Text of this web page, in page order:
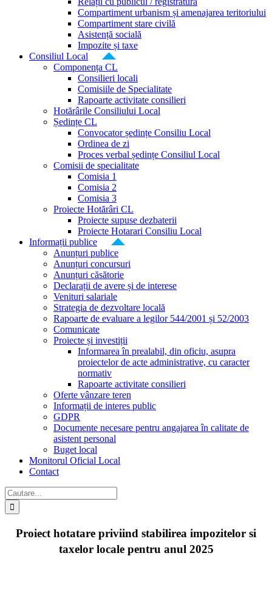
Compartiment urbanism și amenajarea teritoriului
Compartiment stare civilă
Asistență socială
Impozite și taxe
Consiliul Local
Componența CL
Consilieri locali
Comisiile de Specialitate
Rapoarte activitate consilieri
Hotărârile Consiliului Local
Ședințe CL
Convocator ședințe Consiliu Local
Ordinea de zi
Proces verbal ședințe Consiliul Local
Comisii de specialitate
Comisia 1
Comisia 2
Comisia 3
Proiecte Hotărâri CL
Proiecte supuse dezbaterii
Proiecte Hotarari Consiliu Local
Informații publice
Anunțuri publice
Anunțuri concursuri
Anunțuri căsătorie
Declarații de avere și de interese
Venituri salariale
Strategia de dezvoltare locală
Rapoarte de evaluare a legilor 544/2001 și 52/2003
Comunicate
Proiecte și investiții
Informarea în prealabil, din oficiu, asupra
proiectelor de acte administrative, cu caracter
normativ
Rapoarte activitate consilieri
Oferte vânzare teren
Informații de interes public
GDPR
Documente necesare pentru angajarea în calitate de
asistent personal
Buget local
Monitorul Oficial Local
Contact
Cautare...
Proiect hotatare priviind stabilirea impozitelor si
taxelor locale pentru anul 2025